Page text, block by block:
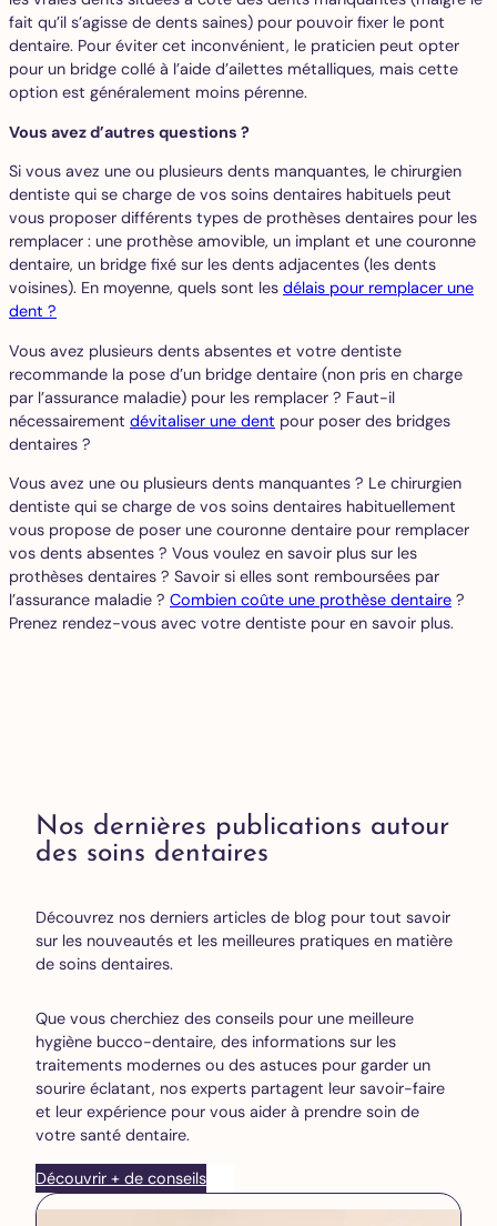
fait qu’il s’agisse de dents saines) pour pouvoir fixer le pont
dentaire. Pour éviter cet inconvénient, le praticien peut opter
pour un bridge collé à l’aide d’ailettes métalliques, mais cette
option est généralement moins pérenne.
Vous avez d’autres questions ?
Si vous avez une ou plusieurs dents manquantes, le chirurgien
dentiste qui se charge de vos soins dentaires habituels peut
vous proposer différents types de prothèses dentaires pour les
remplacer : une prothèse amovible, un implant et une couronne
dentaire, un bridge fixé sur les dents adjacentes (les dents
voisines). En moyenne, quels sont les délais pour remplacer une
dent ?
Vous avez plusieurs dents absentes et votre dentiste
recommande la pose d’un bridge dentaire (non pris en charge
par l’assurance maladie) pour les remplacer ? Faut-il
nécessairement dévitaliser une dent pour poser des bridges
dentaires ?
Vous avez une ou plusieurs dents manquantes ? Le chirurgien
dentiste qui se charge de vos soins dentaires habituellement
vous propose de poser une couronne dentaire pour remplacer
vos dents absentes ? Vous voulez en savoir plus sur les
prothèses dentaires ? Savoir si elles sont remboursées par
l’assurance maladie ? Combien coûte une prothèse dentaire ?
Prenez rendez-vous avec votre dentiste pour en savoir plus.
Nos dernières publications autour
des soins dentaires
Découvrez nos derniers articles de blog pour tout savoir
sur les nouveautés et les meilleures pratiques en matière
de soins dentaires.
Que vous cherchiez des conseils pour une meilleure
hygiène bucco-dentaire, des informations sur les
traitements modernes ou des astuces pour garder un
sourire éclatant, nos experts partagent leur savoir-faire
et leur expérience pour vous aider à prendre soin de
votre santé dentaire.
Découvrir + de conseils